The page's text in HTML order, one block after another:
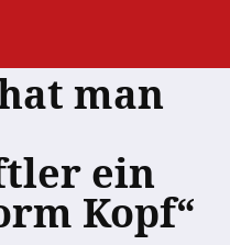
man
ein
Kopf“